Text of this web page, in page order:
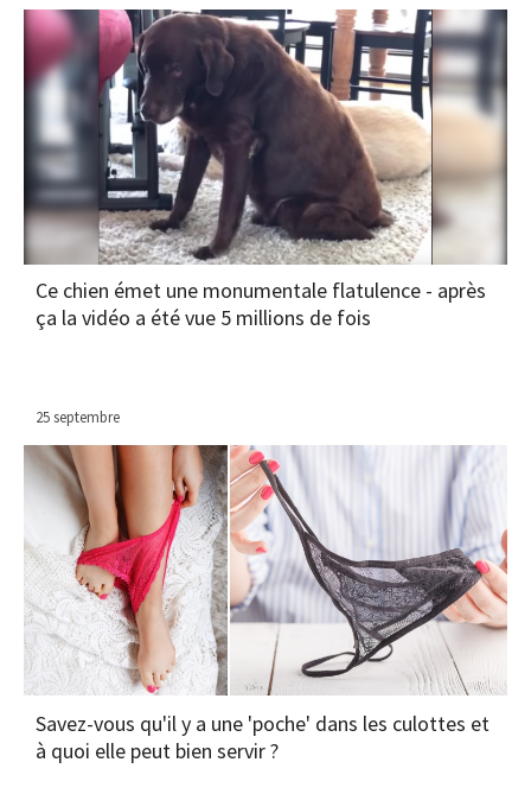
Ce chien émet une monumentale flatulence - après
ça la vidéo a été vue 5 millions de fois
25 septembre
Savez-vous qu'il y a une 'poche' dans les culottes et
à quoi elle peut bien servir ?